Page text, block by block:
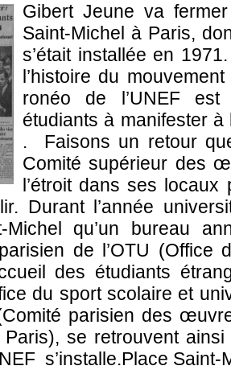
Gibert Jeune va
Saint-Michel à Paris,
s’était installée en
l’histoire du
ronéo de l’UNEF
étudiants à manifester à
. Faisons un retour
Comité supérieur des
l’étroit dans ses
Durant l’année
Michel qu’un bureau
de l’OTU (Office
des étudiants
du sport scolaire et
parisien des
Paris), se retrouvent
s’installe.Place